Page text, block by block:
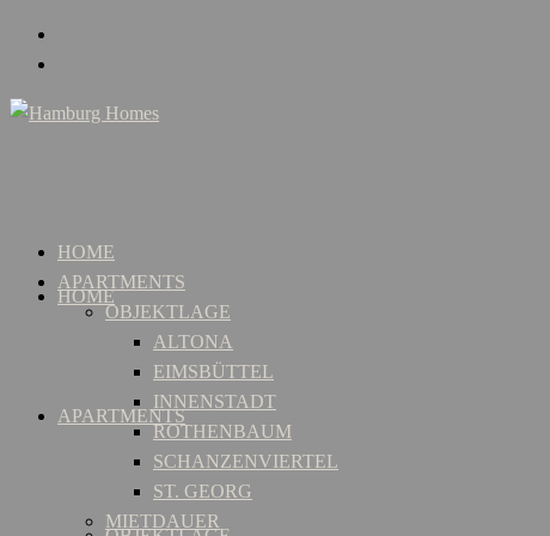
HOME
APARTMENTS
HOME
APARTMENTS
OBJEKTLAGE
ALTONA
EIMSBÜTTEL
INNENSTADT
ROTHENBAUM
SCHANZENVIERTEL
ST. GEORG
MIETDAUER